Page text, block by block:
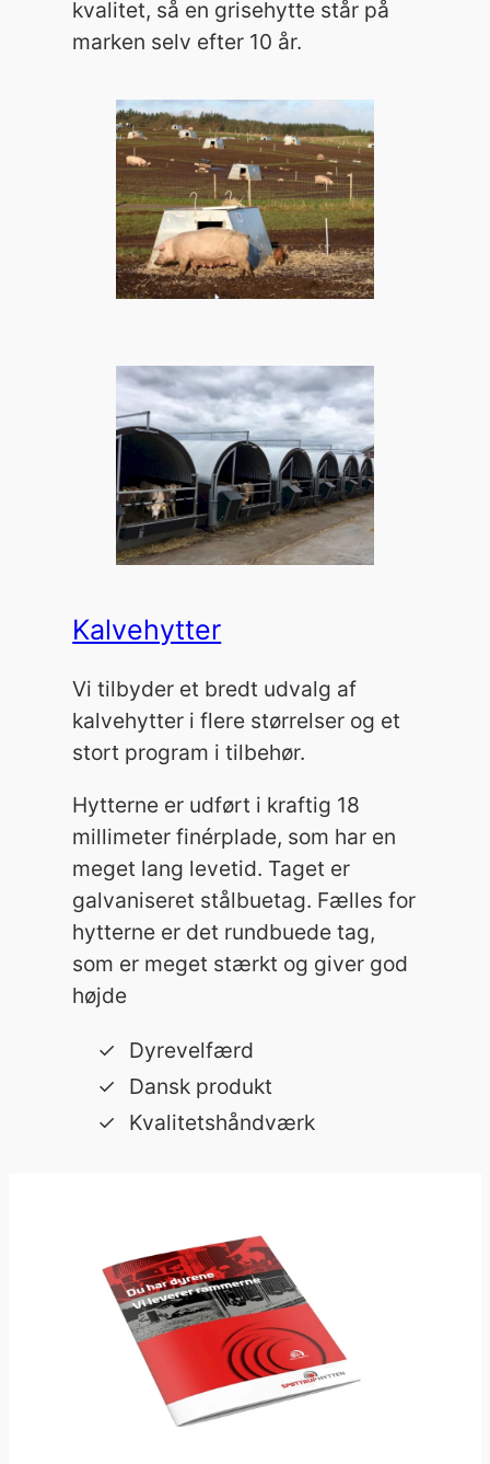
kvalitet, så en grisehytte står på
marken selv efter 10 år.
Kalvehytter
Vi tilbyder et bredt udvalg af
kalvehytter i flere størrelser og et
stort program i tilbehør.
Hytterne er udført i kraftig 18
millimeter finérplade, som har en
meget lang levetid. Taget er
galvaniseret stålbuetag. Fælles for
hytterne er det rundbuede tag,
som er meget stærkt og giver god
højde
Dyrevelfærd
Dansk produkt
Kvalitetshåndværk